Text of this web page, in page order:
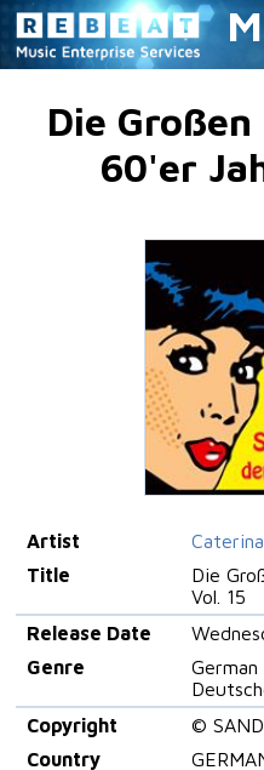
Die
60'er
Artist
Title
Die
Vol. 15
Release Date
Genre
Copyright
©
Country